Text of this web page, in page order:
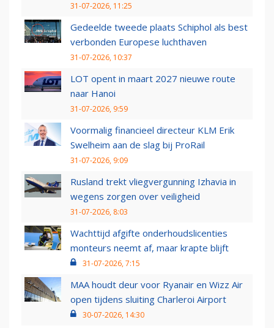
31-07-2026, 11:25
Gedeelde tweede plaats Schiphol als best
verbonden Europese luchthaven
31-07-2026, 10:37
LOT opent in maart 2027 nieuwe route
naar Hanoi
31-07-2026, 9:59
Voormalig financieel directeur KLM Erik
Swelheim aan de slag bij ProRail
31-07-2026, 9:09
Rusland trekt vliegvergunning Izhavia in
wegens zorgen over veiligheid
31-07-2026, 8:03
Wachttijd afgifte onderhoudslicenties
monteurs neemt af, maar krapte blijft
31-07-2026, 7:15
MAA houdt deur voor Ryanair en Wizz Air
open tijdens sluiting Charleroi Airport
30-07-2026, 14:30